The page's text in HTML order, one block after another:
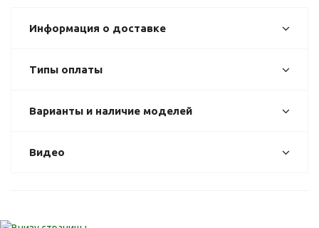
Информация о доставке
Типы оплаты
Варианты и наличие моделей
Видео